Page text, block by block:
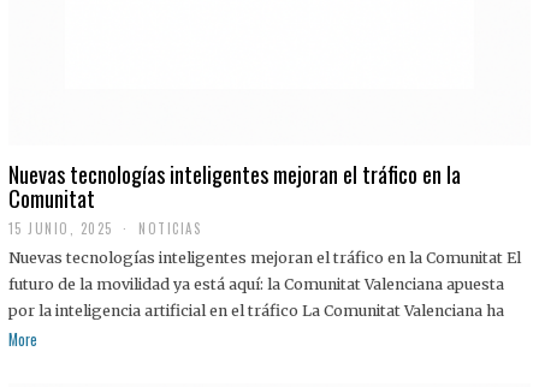
Nuevas tecnologías inteligentes mejoran el tráfico en la
Comunitat
15 JUNIO, 2025 NOTICIAS
Nuevas tecnologías inteligentes mejoran el tráfico en la Comunitat El
futuro de la movilidad ya está aquí: la Comunitat Valenciana apuesta
por la inteligencia artificial en el tráfico La Comunitat Valenciana ha
More